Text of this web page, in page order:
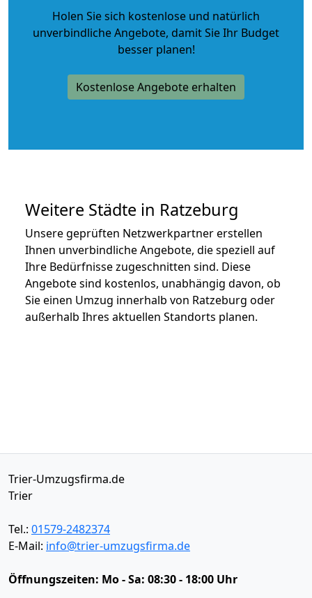
Holen Sie sich kostenlose und natürlich
unverbindliche Angebote, damit Sie Ihr Budget
besser planen!
Kostenlose Angebote erhalten
Weitere Städte in Ratzeburg
Unsere geprüften Netzwerkpartner erstellen
Ihnen unverbindliche Angebote, die speziell auf
Ihre Bedürfnisse zugeschnitten sind. Diese
Angebote sind kostenlos, unabhängig davon, ob
Sie einen Umzug innerhalb von Ratzeburg oder
außerhalb Ihres aktuellen Standorts planen.
Trier-Umzugsfirma.de
Trier
Tel.: 01579-2482374
E-Mail: info@trier-umzugsfirma.de
Öffnungszeiten: Mo - Sa: 08:30 - 18:00 Uhr